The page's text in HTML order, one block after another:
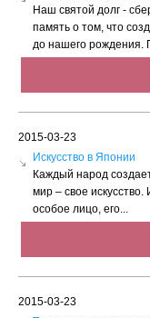
Наш святой долг -
память о том, что
до нашего рождения.
2015-03-23
Искусство в Японии
Каждый народ
мир – свое
особое лицо, его...
2015-03-23